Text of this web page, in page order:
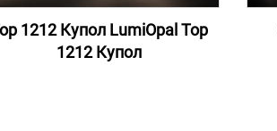
1212 Купол LumiOpal Top
1212 Купол